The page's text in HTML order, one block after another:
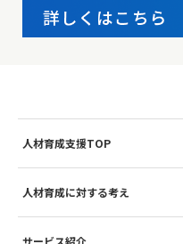
人材育成支援TOP
人材育成に対する考え
サービス紹介